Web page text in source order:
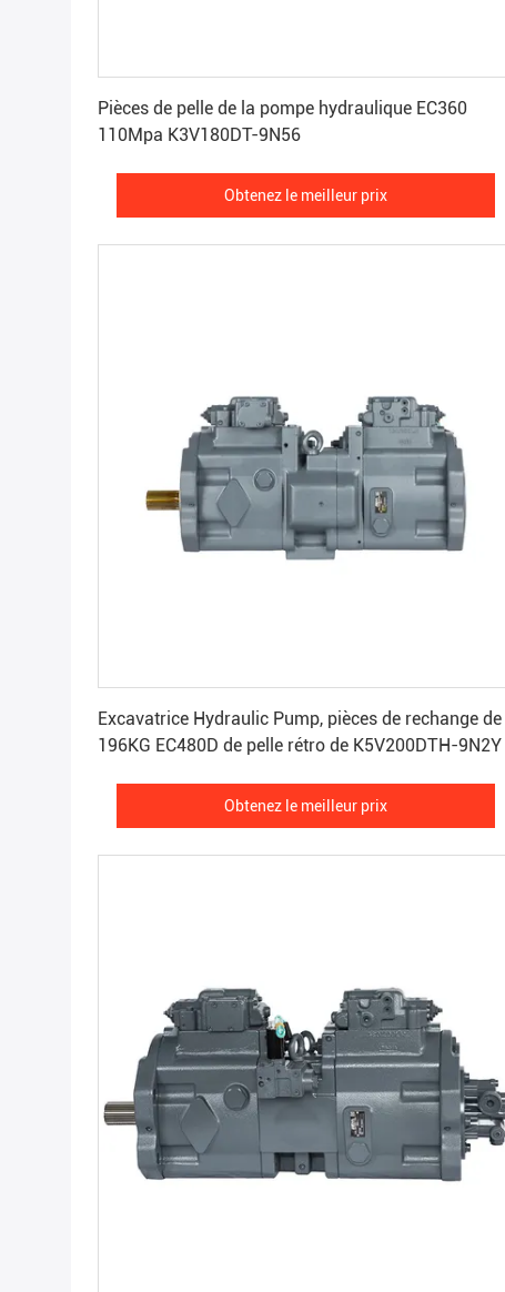
Pièces de pelle de la pompe hydraulique EC360
110Mpa K3V180DT-9N56
Obtenez le meilleur prix
Excavatrice Hydraulic Pump, pièces de rechange de
196KG EC480D de pelle rétro de K5V200DTH-9N2Y
Obtenez le meilleur prix